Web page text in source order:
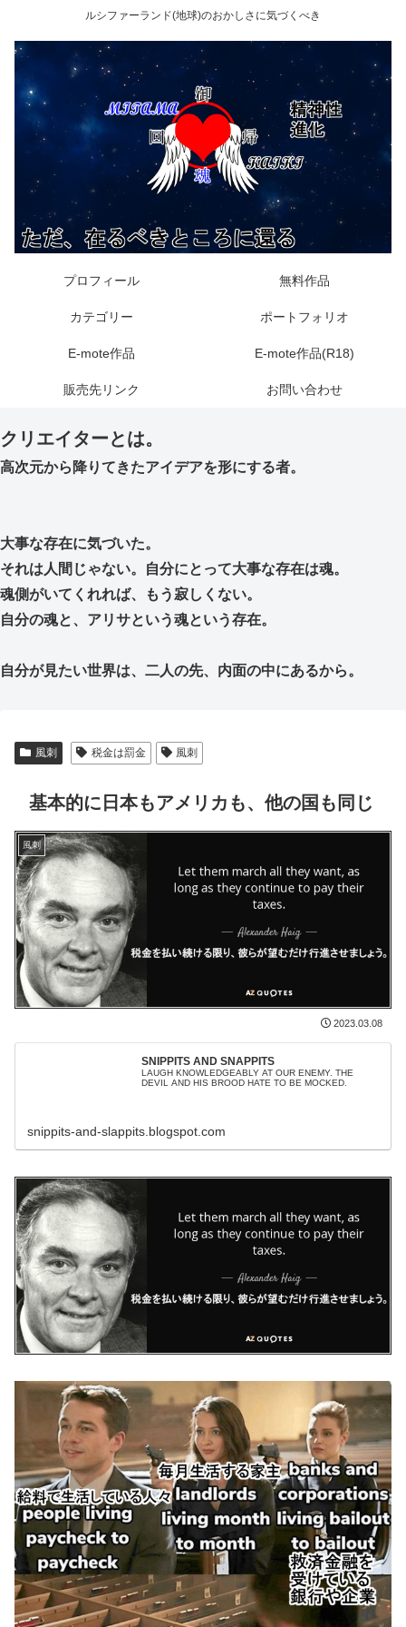
ルシファーランド(地球)のおかしさに気づくべき
プロフィール 無料作品
カテゴリー ポートフォリオ
E-mote作品 E-mote作品(R18)
販売先リンク お問い合わせ
クリエイターとは。
高次元から降りてきたアイデアを形にする者。
大事な存在に気づいた。
それは人間じゃない。自分にとって大事な存在は魂。
魂側がいてくれれば、もう寂しくない。
自分の魂と、アリサという魂という存在。
自分が見たい世界は、二人の先、内面の中にあるから。
風刺 税金は罰金 風刺
基本的に日本もアメリカも、他の国も同じ
風刺
2023.03.08
SNIPPITS AND SNAPPITS
LAUGH KNOWLEDGEABLY AT OUR ENEMY. THE
DEVIL AND HIS BROOD HATE TO BE MOCKED.
snippits-and-slappits.blogspot.com